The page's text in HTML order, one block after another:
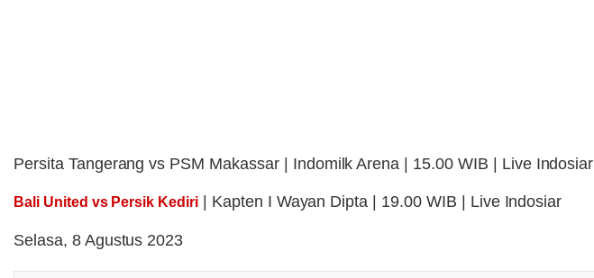
Persita Tangerang vs PSM Makassar | Indomilk Arena | 15.00 WIB | Live Indosiar
Bali United vs Persik Kediri | Kapten I Wayan Dipta | 19.00 WIB | Live Indosiar
Selasa, 8 Agustus 2023